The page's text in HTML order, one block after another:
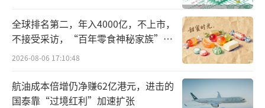
肠也有些小毛病。一次看直播时，郭畅母亲购
买了一款饮用水产品。主播声称喝了此水能改
善睡眠、调理肠胃。收到产品后，郭畅替母亲
先尝了一口，嘴唇和舌头立刻感到强烈的酸涩
味。
全球排名第二，年入4000亿，不上市，
不接受采访，“百年零食神秘家族”浮
出水面？
2026-08-06 17:10:48
航油成本倍增仍净赚62亿港元，进击的
国泰靠“过境红利”加速扩张